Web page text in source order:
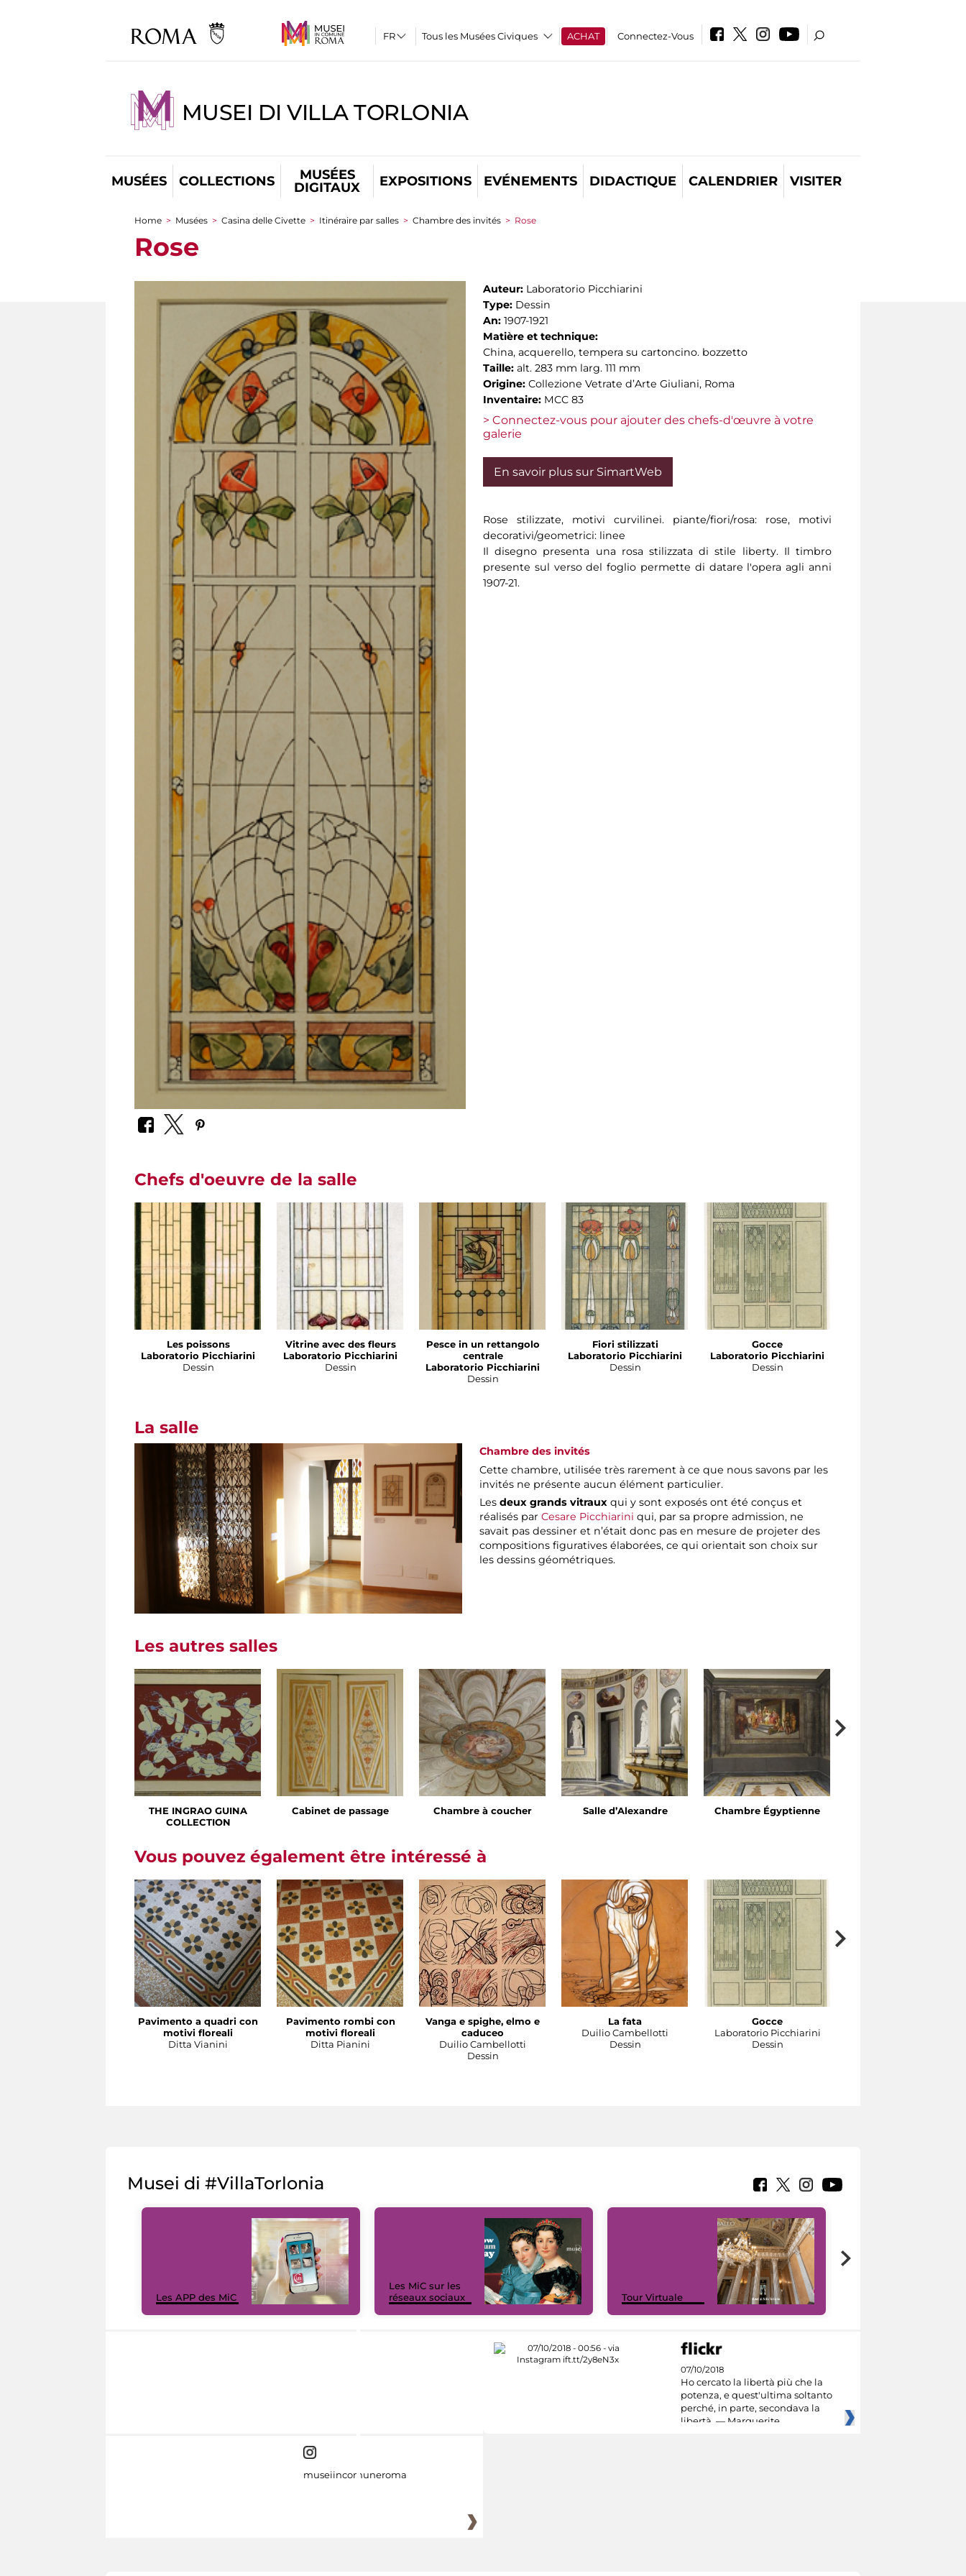
Tous les Musées Civiques ACHAT Connectez-Vous
MUSEI DI VILLA TORLONIA
MUSÉES COLLECTIONS
MUSÉES
DIGITAUX
EXPOSITIONS EVÉNEMENTS DIDACTIQUE CALENDRIER VISITER
You are here
Home > Musées > Casina delle Civette > Itinéraire par salles > Chambre des invités > Rose
Rose
Auteur: Laboratorio Picchiarini
Type: Dessin
An: 1907-1921
Matière et technique:
China, acquerello, tempera su cartoncino. bozzetto
Taille: alt. 283 mm larg. 111 mm
Origine: Collezione Vetrate d’Arte Giuliani, Roma
Inventaire: MCC 83
> Connectez-vous pour ajouter des chefs-d'œuvre à votre
galerie
En savoir plus sur SimartWeb
Rose stilizzate, motivi curvilinei. piante/fiori/rosa: rose, motivi
decorativi/geometrici: linee
Il disegno presenta una rosa stilizzata di stile liberty. Il timbro
presente sul verso del foglio permette di datare l'opera agli anni
1907-21.
Chefs d'oeuvre de la salle
Les poissons
Laboratorio Picchiarini
Dessin
Vitrine avec des fleurs
Laboratorio Picchiarini
Dessin
Pesce in un rettangolo
centrale
Laboratorio Picchiarini
Dessin
Fiori stilizzati
Laboratorio Picchiarini
Dessin
Gocce
Laboratorio Picchiarini
Dessin
La salle
Chambre des invités
Cette chambre, utilisée très rarement à ce que nous savons par les
invités ne présente aucun élément particulier.
Les deux grands vitrauxqui y sont exposés ont été conçus et
réalisés parCesare Picchiarini qui, par sa propre admission, ne
savait pas dessiner et n’était donc pas en mesure de projeter des
compositions figuratives élaborées, ce qui orientait son choix sur
les dessins géométriques.
Les autres salles
THE INGRAO GUINA
COLLECTION
Cabinet de passage Chambre à coucher Salle d’Alexandre Chambre Égyptienne
Vous pouvez également être intéressé à
Pavimento a quadri con
motivi floreali
Ditta Vianini
Pavimento rombi con
motivi floreali
Ditta Pianini
Vanga e spighe, elmo e
caduceo
Duilio Cambellotti
Dessin
La fata
Duilio Cambellotti
Dessin
Gocce
Laboratorio Picchiarini
Dessin
Musei di #VillaTorlonia
Les APP des MiC
Les MiC sur les
réseaux sociaux
Tour Virtuale
07/10/2018
Ho cercato la libertà più che la
potenza, e quest'ultima soltanto
perché, in parte, secondava la
libertà. — Marguerite
museiincomuneroma